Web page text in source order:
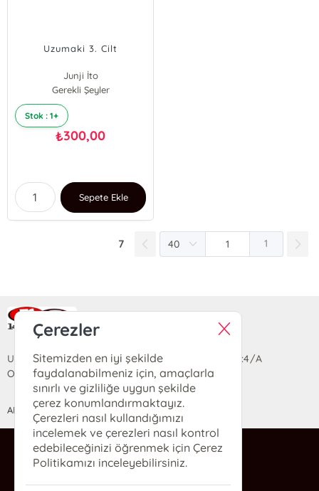
Uzumaki 3. Cilt
Junji İto
Gerekli Şeyler
Stok : 1+
₺300,00
Sepete Ekle
7 1
Ra Yayın Kitabevi
Uzun Sokak Saray Çarşısı Lara Sineması Girişi No:4/A
Ortahisar/TRABZON
ANASAYFA YARDIM İLETİŞİM
ra@rakitap.com
0(462) 326 49 71
Çerezler
Sitemizden en iyi şekilde
faydalanabilmeniz için, amaçlarla
sınırlı ve gizliliğe uygun şekilde
çerez konumlandırmaktayız.
Çerezleri nasıl kullandığımızı
incelemek ve çerezleri nasıl kontrol
edebileceğinizi öğrenmek için Çerez
Politikamızı inceleyebilirsiniz.